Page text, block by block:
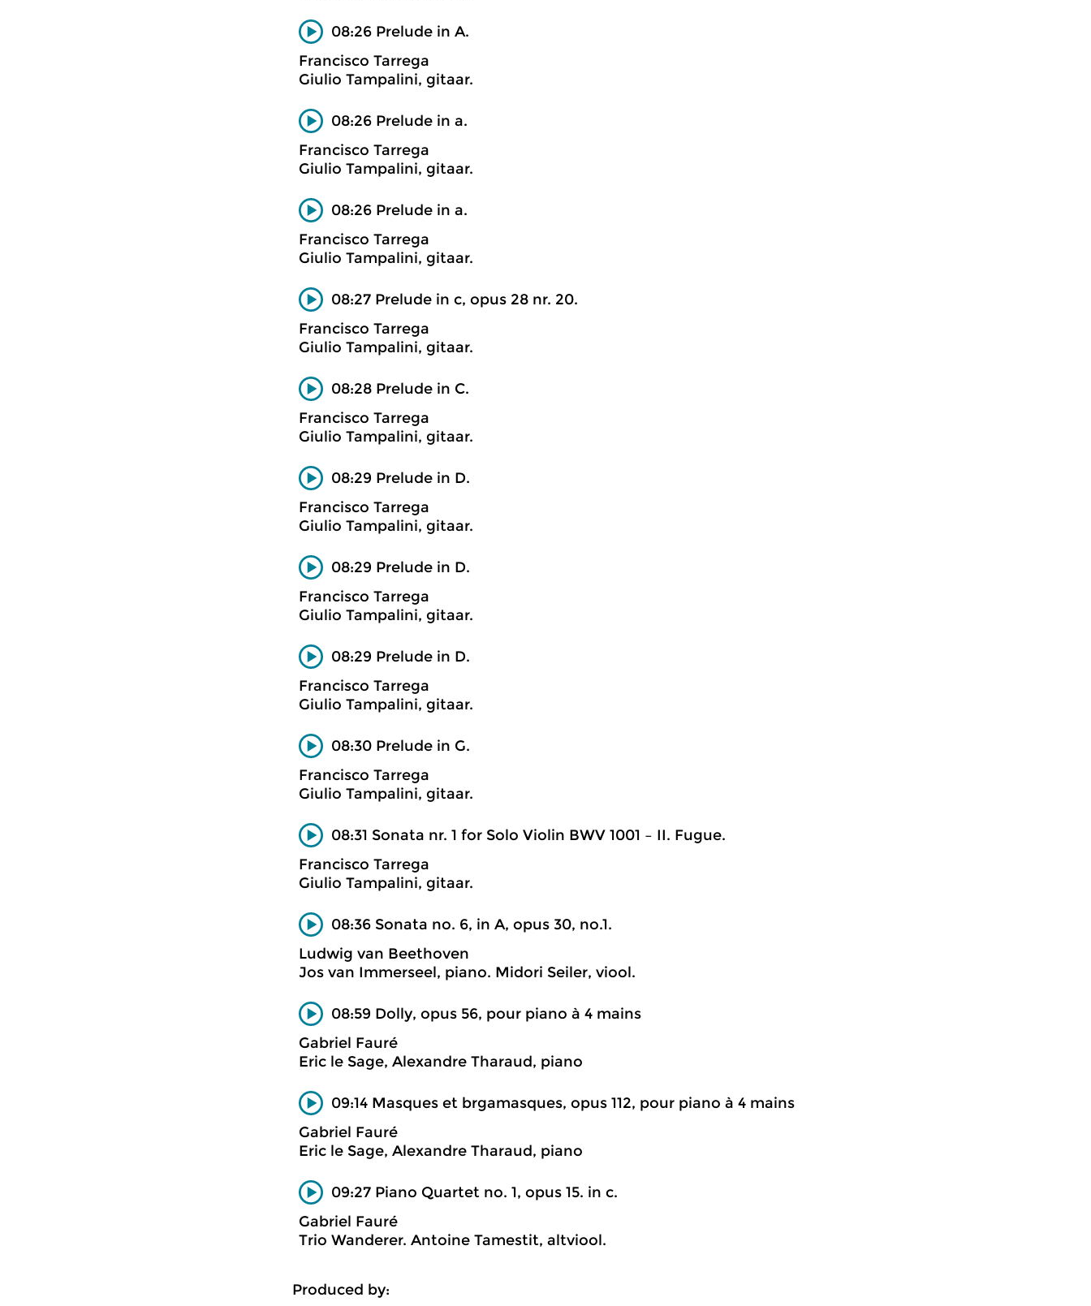
08:26 Prelude in A.
Francisco Tarrega
Giulio Tampalini, gitaar.
08:26 Prelude in a.
Francisco Tarrega
Giulio Tampalini, gitaar.
08:26 Prelude in a.
Francisco Tarrega
Giulio Tampalini, gitaar.
08:27 Prelude in c, opus 28 nr. 20.
Francisco Tarrega
Giulio Tampalini, gitaar.
08:28 Prelude in C.
Francisco Tarrega
Giulio Tampalini, gitaar.
08:29 Prelude in D.
Francisco Tarrega
Giulio Tampalini, gitaar.
08:29 Prelude in D.
Francisco Tarrega
Giulio Tampalini, gitaar.
08:29 Prelude in D.
Francisco Tarrega
Giulio Tampalini, gitaar.
08:30 Prelude in G.
Francisco Tarrega
Giulio Tampalini, gitaar.
08:31 Sonata nr. 1 for Solo Violin BWV 1001 – II. Fugue.
Francisco Tarrega
Giulio Tampalini, gitaar.
08:36 Sonata no. 6, in A, opus 30, no.1.
Ludwig van Beethoven
Jos van Immerseel, piano. Midori Seiler, viool.
08:59 Dolly, opus 56, pour piano à 4 mains
Gabriel Fauré
Eric le Sage, Alexandre Tharaud, piano
09:14 Masques et brgamasques, opus 112, pour piano à 4 mains
Gabriel Fauré
Eric le Sage, Alexandre Tharaud, piano
09:27 Piano Quartet no. 1, opus 15. in c.
Gabriel Fauré
Trio Wanderer. Antoine Tamestit, altviool.
Produced by: